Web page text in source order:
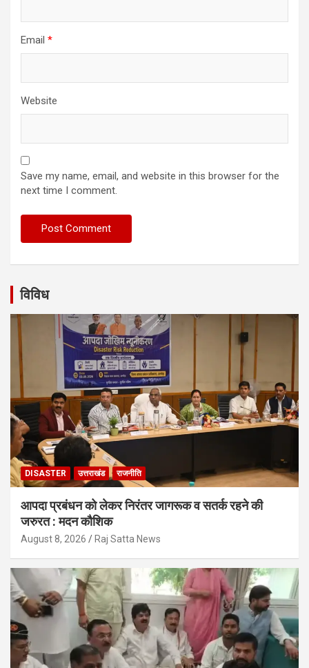
Email *
Website
Save my name, email, and website in this browser for the
next time I comment.
विविध
DISASTER उत्तराखंड राजनीति
आपदा प्रबंधन को लेकर निरंतर जागरूक व सतर्क रहने की
जरुरत : मदन कौशिक
August 8, 2026 Raj Satta News